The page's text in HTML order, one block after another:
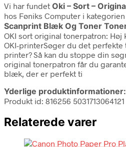
Vi har fundet Oki – Sort –
hos Føniks Computer i kategorien
Scanprint Blæk Og Toner
OKI sort original tonerpatron:
OKI-printerSøger du det perfekte
printer? Så kan du stoppe din
original tonerpatron får du
blæk, der er perfekt ti
Yderlige produktinformationer:
Produkt id: 816256 5031713064121
Relaterede varer